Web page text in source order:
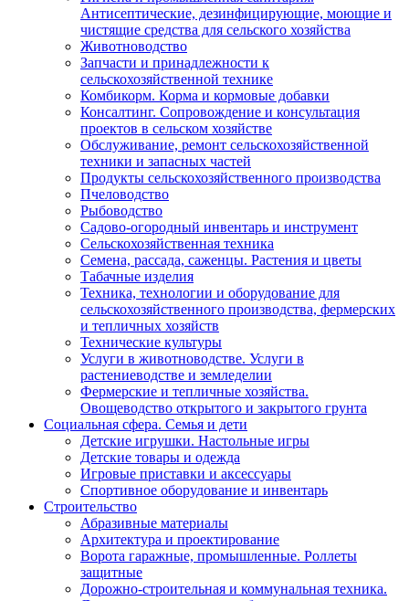
Антисептические, дезинфицирующие, моющие и
чистящие средства для сельского хозяйства
Животноводство
Запчасти и принадлежности к
сельскохозяйственной технике
Комбикорм. Корма и кормовые добавки
Консалтинг. Сопровождение и консультация
проектов в сельском хозяйстве
Обслуживание, ремонт сельскохозяйственной
техники и запасных частей
Продукты сельскохозяйственного производства
Пчеловодство
Рыбоводство
Садово-огородный инвентарь и инструмент
Сельскохозяйственная техника
Семена, рассада, саженцы. Растения и цветы
Табачные изделия
Техника, технологии и оборудование для
сельскохозяйственного производства, фермерских
и тепличных хозяйств
Технические культуры
Услуги в животноводстве. Услуги в
растениеводстве и земледелии
Фермерские и тепличные хозяйства.
Овощеводство открытого и закрытого грунта
Социальная сфера. Семья и дети
Детские игрушки. Настольные игры
Детские товары и одежда
Игровые приставки и аксессуары
Спортивное оборудование и инвентарь
Строительство
Абразивные материалы
Архитектура и проектирование
Ворота гаражные, промышленные. Роллеты
защитные
Дорожно-строительная и коммунальная техника.